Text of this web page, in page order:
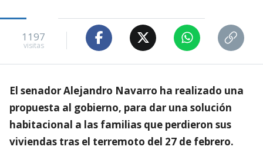
1197
visitas
El senador Alejandro Navarro ha realizado una
propuesta al gobierno, para dar una solución
habitacional a las familias que perdieron sus
viviendas tras el terremoto del 27 de febrero.